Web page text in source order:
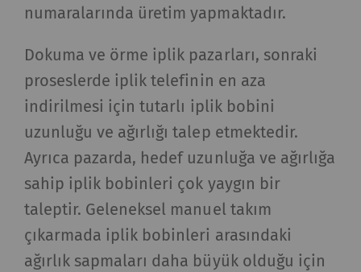
numaralarında üretim yapmaktadır.
Dokuma ve örme iplik pazarları, sonraki
proseslerde iplik telefinin en aza
indirilmesi için tutarlı iplik bobini
uzunluğu ve ağırlığı talep etmektedir.
Ayrıca pazarda, hedef uzunluğa ve ağırlığa
sahip iplik bobinleri çok yaygın bir
taleptir. Geleneksel manuel takım
çıkarmada iplik bobinleri arasındaki
ağırlık sapmaları daha büyük olduğu için